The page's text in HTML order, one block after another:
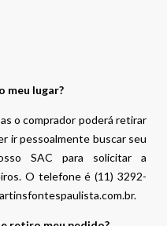
meu lugar?
o comprador poderá retirar
ir pessoalmente buscar seu
SAC para solicitar a
O telefone é (11) 3292-